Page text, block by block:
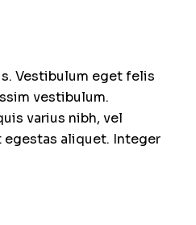
Vestibulum eget felis
vestibulum.
varius nibh, vel
egestas aliquet. Integer